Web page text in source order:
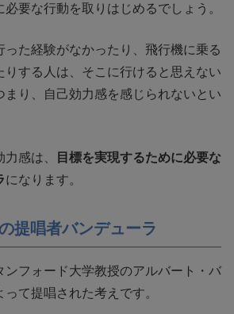
要な行動を取りはじめるでしょう。
った経験がなかったり、飛行機に乗る
りする人は、そこに行けると思えない
まり、自己効力感を感じられないとい
感は、
目標を実現するために必要な
になります。
提唱者バンデューラ
ンフォード大学教授のアルバート・バ
て提唱された考えです。